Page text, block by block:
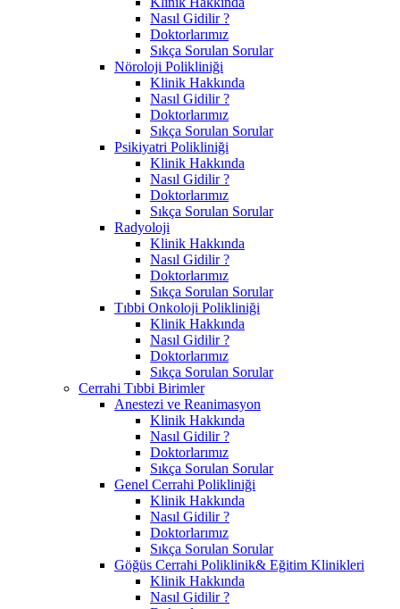
Nasıl Gidilir ?
Doktorlarımız
Sıkça Sorulan Sorular
Nöroloji Polikliniği
Klinik Hakkında
Nasıl Gidilir ?
Doktorlarımız
Sıkça Sorulan Sorular
Psikiyatri Polikliniği
Klinik Hakkında
Nasıl Gidilir ?
Doktorlarımız
Sıkça Sorulan Sorular
Radyoloji
Klinik Hakkında
Nasıl Gidilir ?
Doktorlarımız
Sıkça Sorulan Sorular
Tıbbi Onkoloji Polikliniği
Klinik Hakkında
Nasıl Gidilir ?
Doktorlarımız
Sıkça Sorulan Sorular
Cerrahi Tıbbi Birimler
Anestezi ve Reanimasyon
Klinik Hakkında
Nasıl Gidilir ?
Doktorlarımız
Sıkça Sorulan Sorular
Genel Cerrahi Polikliniği
Klinik Hakkında
Nasıl Gidilir ?
Doktorlarımız
Sıkça Sorulan Sorular
Göğüs Cerrahi Poliklinik& Eğitim Klinikleri
Klinik Hakkında
Nasıl Gidilir ?